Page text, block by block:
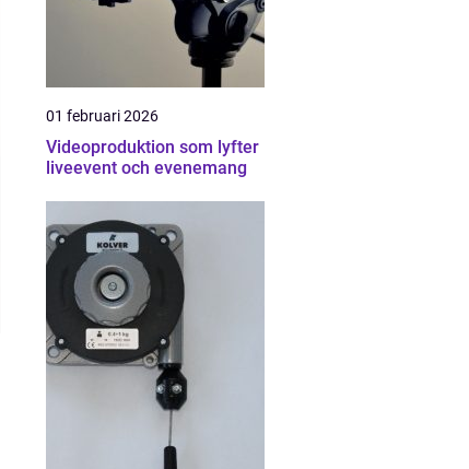
01 februari 2026
Videoproduktion som lyfter
liveevent och evenemang